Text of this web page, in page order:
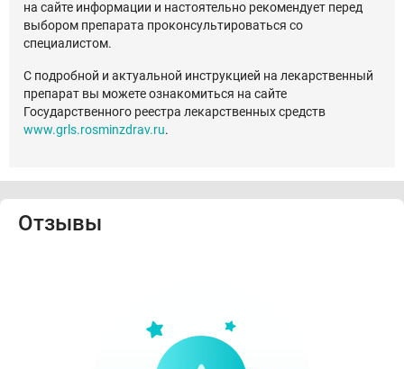
на сайте информации и настоятельно рекомендует перед
выбором препарата проконсультироваться со
специалистом.
С подробной и актуальной инструкцией на лекарственный
препарат вы можете ознакомиться на сайте
Государственного реестра лекарственных средств
www.grls.rosminzdrav.ru.
Отзывы